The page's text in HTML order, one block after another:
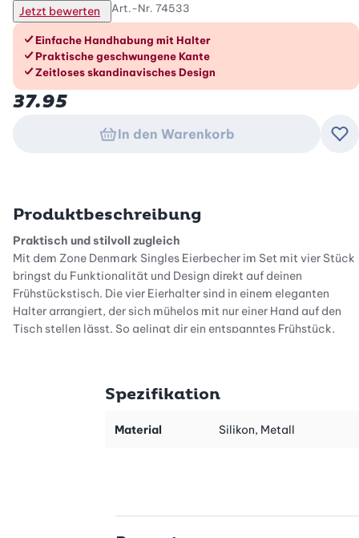
Jetzt bewerten Art.-Nr. 74533
Die Vorteile im Überblick
Einfache Handhabung mit Halter
Praktische geschwungene Kante
Zeitloses skandinavisches Design
37.95
In den Warenkorb
Produktbeschreibung
Praktisch und stilvoll zugleich
Mit dem Zone Denmark Singles Eierbecher im Set mit vier Stück
bringst du Funktionalität und Design direkt auf deinen
Frühstückstisch. Die vier Eierhalter sind in einem eleganten
Halter arrangiert, der sich mühelos mit nur einer Hand auf den
Tisch stellen lässt. So gelingt dir ein entspanntes Frühstück,
Innovatives Design für den Alltag
optisches Highlight, sondern erfüllt auch einen praktischen
Spezifikation
Material Silikon, Metall